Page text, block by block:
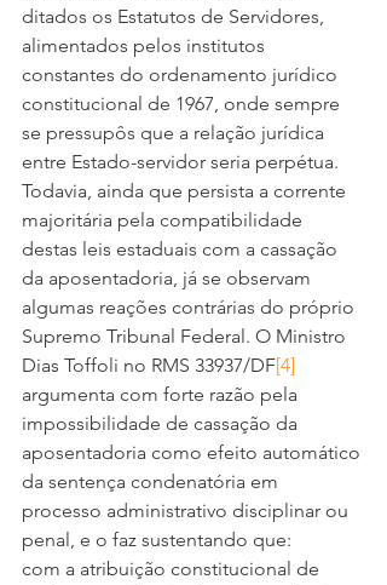
ditados os Estatutos de Servidores,
alimentados pelos institutos
constantes do ordenamento jurídico
constitucional de 1967, onde sempre
se pressupôs que a relação jurídica
entre Estado-servidor seria perpétua.
Todavia, ainda que persista a corrente
majoritária pela compatibilidade
destas leis estaduais com a cassação
da aposentadoria, já se observam
algumas reações contrárias do próprio
Supremo Tribunal Federal. O Ministro
Dias Toffoli no RMS 33937/DF[4]
argumenta com forte razão pela
impossibilidade de cassação da
aposentadoria como efeito automático
da sentença condenatória em
processo administrativo disciplinar ou
penal, e o faz sustentando que:
com a atribuição constitucional de